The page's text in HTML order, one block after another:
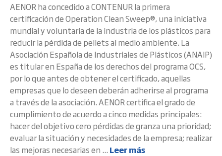
AENOR ha concedido a CONTENUR la primera
certificación de Operation Clean Sweep®, una iniciativa
mundial y voluntaria de la industria de los plásticos para
reducir la pérdida de pellets al medio ambiente. La
Asociación Española de Industriales de Plásticos (ANAIP)
es titular en España de los derechos del programa OCS,
por lo que antes de obtener el certificado, aquellas
empresas que lo deseen deberán adherirse al programa
a través de la asociación. AENOR certifica el grado de
cumplimiento de acuerdo a cinco medidas principales:
hacer del objetivo cero pérdidas de granza una prioridad;
evaluar la situación y necesidades de la empresa; realizar
las mejoras necesarias en ... Leer más